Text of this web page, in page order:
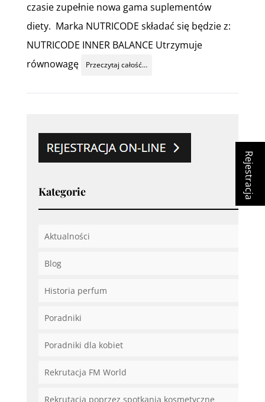
Rejestracja
czasie zupełnie nowa gama suplementów
diety. Marka NUTRICODE składać się będzie z:
NUTRICODE INNER BALANCE Utrzymuje
równowagę
Przeczytaj całość…
Kategorie
Aktualności
Blog
Historia perfum
Poradniki
Poradniki dla kobiet
Rekrutacja FM World
Rekrutacja poprzez spotkania kosmetyczne